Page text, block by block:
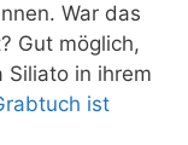
War das
Gut möglich,
Siliato in ihrem
ist